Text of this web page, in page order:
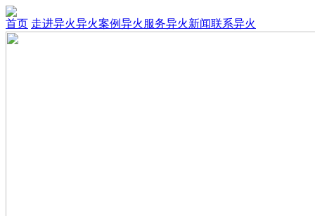
首页 走进异火异火案例异火服务异火新闻联系异火